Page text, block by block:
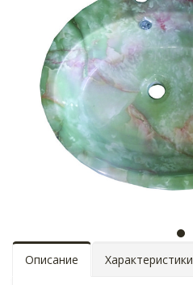
Описание Характеристики